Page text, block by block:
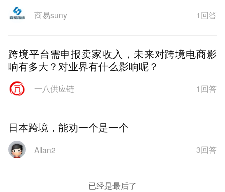
商易suny 1回答
跨境平台需申报卖家收入，未来对跨境电商影
响有多大？对业界有什么影响呢？
一八供应链 1回答
日本跨境，能劝一个是一个
Allan2 3回答
已经是最后了